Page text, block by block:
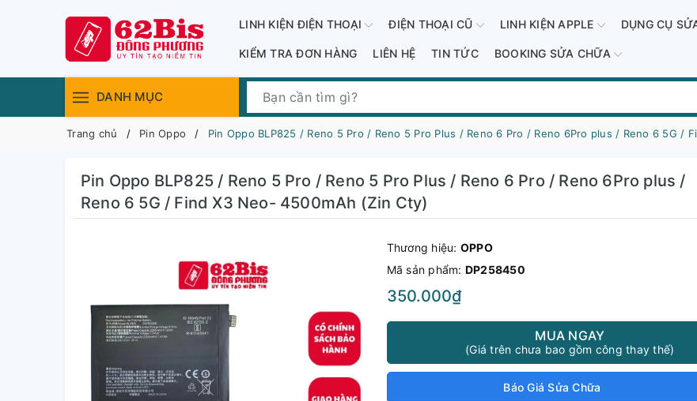
LINH KIỆN ĐIỆN THOẠI ĐIỆN THOẠI CŨ LINH KIỆN APPLE DỤNG CỤ
KIỂM TRA ĐƠN HÀNG LIÊN HỆ TIN TỨC BOOKING SỬA CHỮA
DANH MỤC
Trang chủ Pin Oppo Pin Oppo BLP825 / Reno 5 Pro / Reno 5 Pro Plus / Reno 6 Pro / Reno 6Pro plus / Reno 6 5G /
Pin Oppo BLP825 / Reno 5 Pro / Reno 5 Pro Plus / Reno 6 Pro / Reno 6Pro plus /
Reno 6 5G / Find X3 Neo- 4500mAh (Zin Cty)
Thương hiệu: OPPO
Mã sản phẩm: DP258450
350.000₫
MUA NGAY
(Giá trên chưa bao gồm công thay thế)
Báo Giá Sửa Chữa